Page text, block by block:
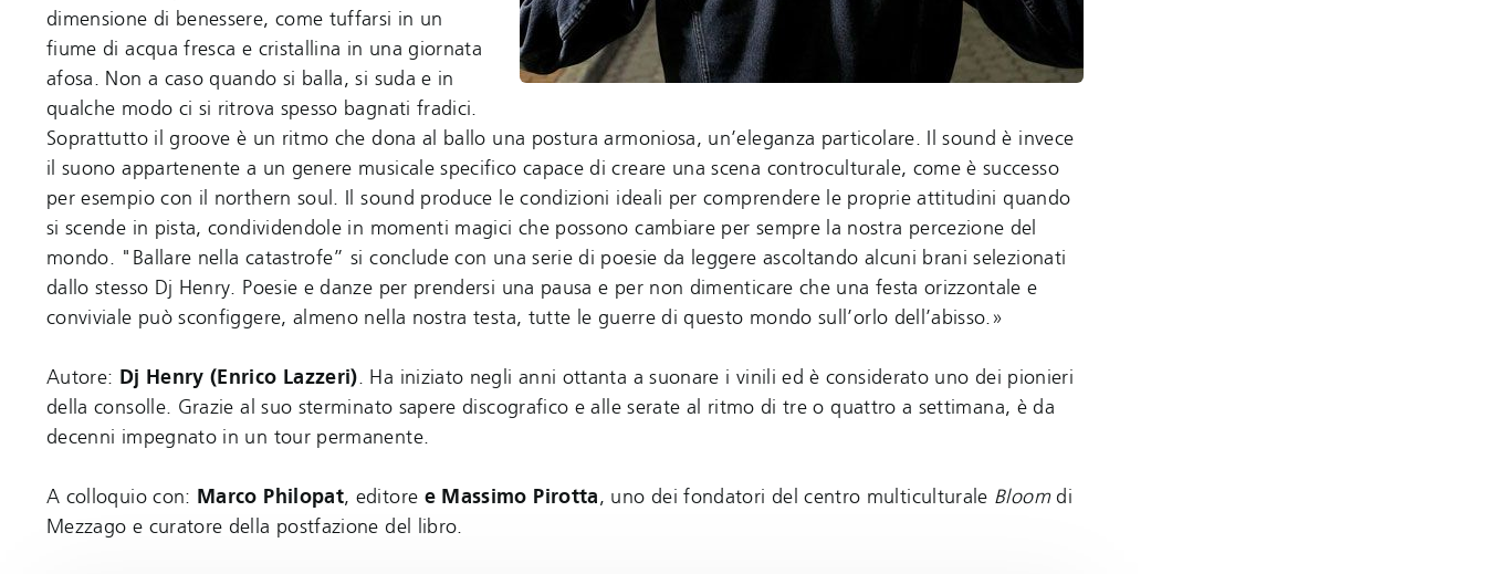
dimensione di benessere, come tuffarsi in un
fiume di acqua fresca e cristallina in una giornata
afosa. Non a caso quando si balla, si suda e in
qualche modo ci si ritrova spesso bagnati fradici.
Soprattutto il groove è un ritmo che dona al ballo una postura armoniosa, un’eleganza particolare. Il sound è invece
il suono appartenente a un genere musicale specifico capace di creare una scena controculturale, come è successo
per esempio con il northern soul. Il sound produce le condizioni ideali per comprendere le proprie attitudini quando
si scende in pista, condividendole in momenti magici che possono cambiare per sempre la nostra percezione del
mondo. "Ballare nella catastrofe” si conclude con una serie di poesie da leggere ascoltando alcuni brani selezionati
dallo stesso Dj Henry. Poesie e danze per prendersi una pausa e per non dimenticare che una festa orizzontale e
conviviale può sconfiggere, almeno nella nostra testa, tutte le guerre di questo mondo sull’orlo dell’abisso.»
Autore: Dj Henry (Enrico Lazzeri). Ha iniziato negli anni ottanta a suonare i vinili ed è considerato uno dei pionieri
della consolle. Grazie al suo sterminato sapere discografico e alle serate al ritmo di tre o quattro a settimana, è da
decenni impegnato in un tour permanente.
A colloquio con: Marco Philopat, editore e Massimo Pirotta, uno dei fondatori del centro multiculturale Bloomdi
Mezzago e curatore della postfazione del libro.